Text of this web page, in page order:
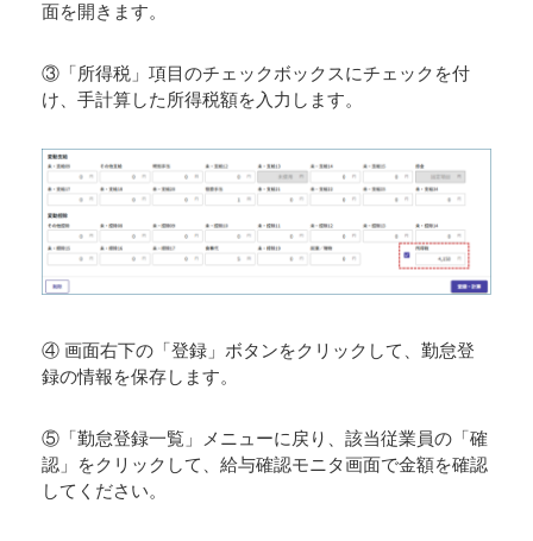
面を開きます。
③「所得税」項目のチェックボックスにチェックを付
け、手計算した所得税額を入力します。
④ 画面右下の「登録」ボタンをクリックして、勤怠登
録の情報を保存します。
⑤「勤怠登録一覧」メニューに戻り、該当従業員の「確
認」をクリックして、給与確認モニタ画面で金額を確認
してください。